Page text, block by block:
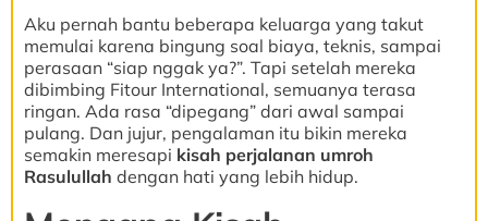
Aku pernah bantu beberapa keluarga yang takut
memulai karena bingung soal biaya, teknis, sampai
perasaan “siap nggak ya?”. Tapi setelah mereka
dibimbing Fitour International, semuanya terasa
ringan. Ada rasa “dipegang” dari awal sampai
pulang. Dan jujur, pengalaman itu bikin mereka
semakin meresapi kisah perjalanan umroh
Rasulullah dengan hati yang lebih hidup.